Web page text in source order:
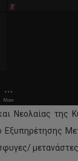
Νεολαίας της
Εξυπηρέτησης
μετανάστες.